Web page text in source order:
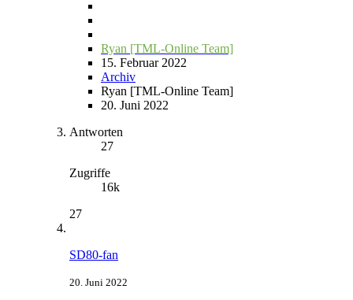
Ryan [TML-Online Team]
15. Februar 2022
Archiv
Ryan [TML-Online Team]
20. Juni 2022
Antworten
27
Zugriffe
16k
27
SD80-fan
20. Juni 2022